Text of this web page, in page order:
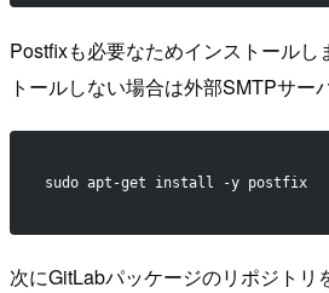
Postfixも必要なためインストールし
トールしない場合は外部SMTPサー
sudo apt-get install -y postfix
次にGitLabパッケージのリポジトリ